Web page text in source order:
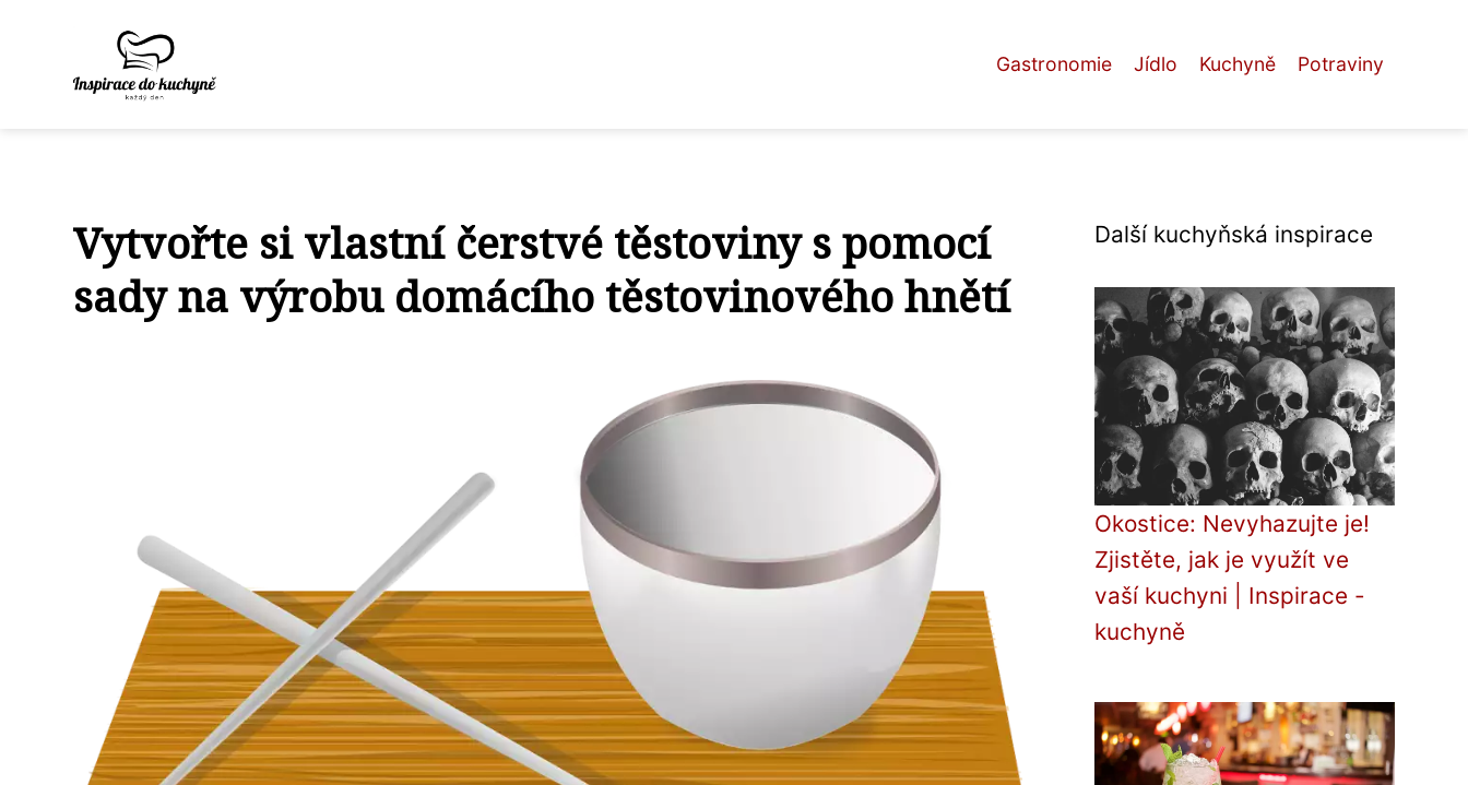
Gastronomie Jídlo Kuchyně Potraviny
Vytvořte si vlastní čerstvé těstoviny s pomocí
sady na výrobu domácího těstovinového hnětí
Další kuchyňská inspirace
Okostice: Nevyhazujte je!
Zjistěte, jak je využít ve
vaší kuchyni | Inspirace -
kuchyně